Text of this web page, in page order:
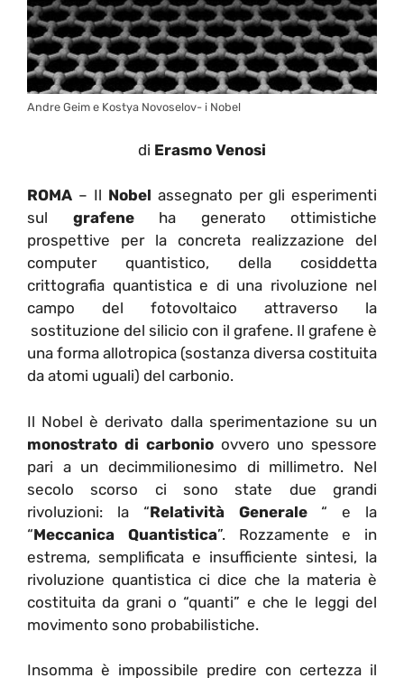
Andre Geim e Kostya Novoselov- i Nobel
di Erasmo Venosi
ROMA – Il Nobel assegnato per gli esperimenti
sul grafeneha generato ottimistiche
prospettive per la concreta realizzazione del
computer quantistico, della cosiddetta
crittografia quantistica e di una rivoluzione nel
campo del fotovoltaico attraverso la
sostituzione del silicio con il grafene. Il grafene è
una forma allotropica (sostanza diversa costituita
da atomi uguali) del carbonio.
Il Nobel è derivato dalla sperimentazione su un
monostrato di carbonio ovvero uno spessore
pari a un decimmilionesimo di millimetro. Nel
secolo scorso ci sono state due grandi
rivoluzioni:
la “Relatività Generale“ e la
“Meccanica Quantistica”. Rozzamente e in
estrema, semplificata e insufficiente sintesi, la
rivoluzione quantistica ci dice che la materia è
costituita da grani o “quanti” e che le leggi del
movimento sono probabilistiche.
Insomma è impossibile predire con certezza il